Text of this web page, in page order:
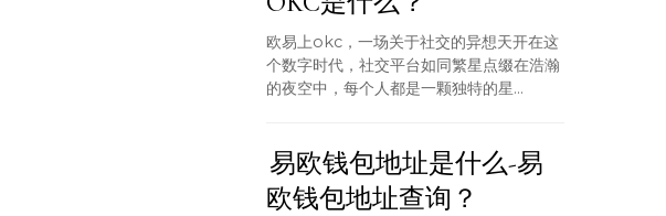
欧易上okc，一场关于社交的异想天开在这
个数字时代，社交平台如同繁星点缀在浩瀚
的夜空中，每个人都是一颗独特的星...
易欧钱包地址是什么-易
欧钱包地址查询？